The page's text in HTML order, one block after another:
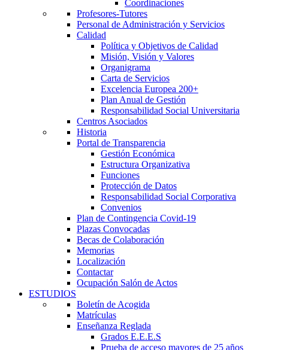
Coordinaciones
Profesores-Tutores
Personal de Administración y Servicios
Calidad
Política y Objetivos de Calidad
Misión, Visión y Valores
Organigrama
Carta de Servicios
Excelencia Europea 200+
Plan Anual de Gestión
Responsabilidad Social Universitaria
Centros Asociados
Historia
Portal de Transparencia
Gestión Económica
Estructura Organizativa
Funciones
Protección de Datos
Responsabilidad Social Corporativa
Convenios
Plan de Contingencia Covid-19
Plazas Convocadas
Becas de Colaboración
Memorias
Localización
Contactar
Ocupación Salón de Actos
ESTUDIOS
Boletín de Acogida
Matrículas
Enseñanza Reglada
Grados E.E.E.S
Prueba de acceso mayores de 25 años